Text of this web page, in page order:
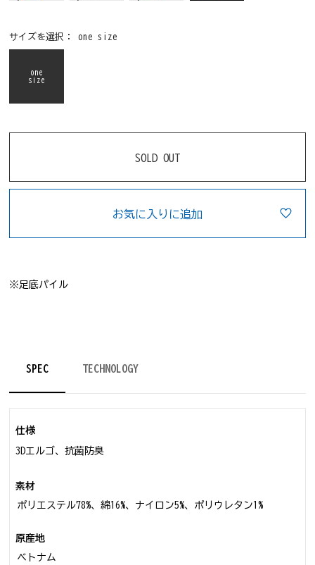
サイズを選択：one size
one
size
SOLD OUT
お気に入りに追加
※足底パイル
SPEC TECHNOLOGY
仕様
3Dエルゴ、抗菌防臭
素材
ポリエステル78%、綿16%、ナイロン5%、ポリウレタン1%
原産地
ベトナム